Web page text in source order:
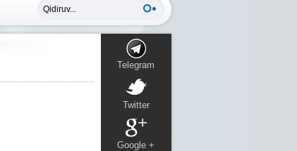
Telegram
Twitter
Google +